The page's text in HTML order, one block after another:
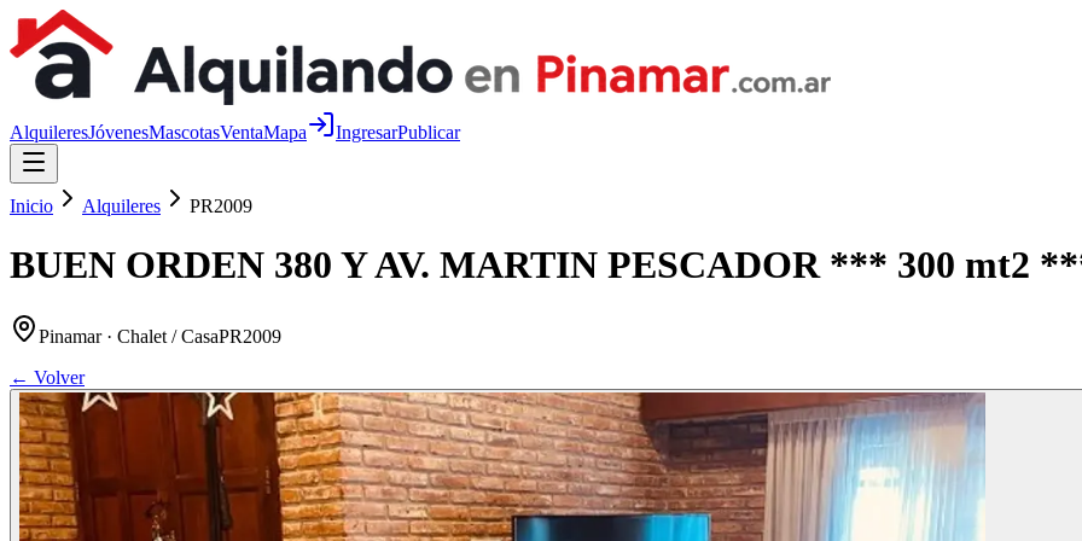
AlquileresJóvenesMascotasVentaMapa IngresarPublicar
Inicio Alquileres PR2009
BUEN ORDEN 380 Y AV. MARTIN PESCADOR *** 300 mt2
Pinamar· Chalet / CasaPR2009
← Volver